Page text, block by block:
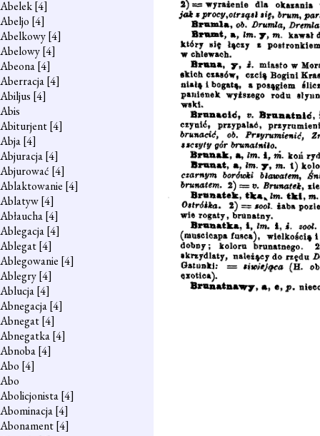
Abelek[4]
Abeljo [4]
Abelkowy[4]
Abelowy[4]
Abeona[4]
Aberracja[4]
Abiljus [4]
Abis
Abiturjent[4]
Abja[4]
Abjuracja[4]
Abjurować [4]
Ablaktowanie [4]
Ablatyw[4]
Abłaucha[4]
Ablegacja[4]
Ablegat[4]
Ablegowanie [4]
Ablegry[4]
Ablucja[4]
Abnegacja[4]
Abnegat[4]
Abnegatka[4]
Abnoba[4]
Abo [4]
Abo
Abolicjonista[4]
Abominacja[4]
Abonament[4]